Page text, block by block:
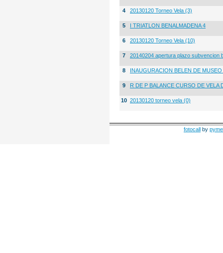
4 20130120 Torneo Vela (3)
5 I TRIATLON BENALMADENA 4
6 20130120 Torneo Vela (10)
7 20140204 apertura plazo subvencion
8 INAUGURACION BELEN DE
9 R DE P BALANCE CURSO DE VELA
10 20130120 torneo vela (0)
fotocall by